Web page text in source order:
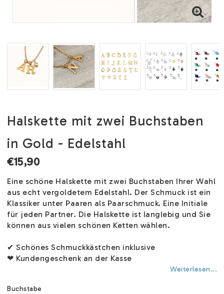
Halskette mit zwei Buchstaben
in Gold - Edelstahl
€15,90
Eine schöne Halskette mit zwei Buchstaben Ihrer Wahl
aus echt vergoldetem Edelstahl. Der Schmuck ist ein
Klassiker unter Paaren als Paarschmuck. Eine Initiale
für jeden Partner. Die Halskette ist langlebig und Sie
können aus vielen schönen Ketten wählen.
✔ Schönes Schmuckkästchen inklusive
❤ Kundengeschenk an der Kasse
Weiterlesen...
Buchstabe